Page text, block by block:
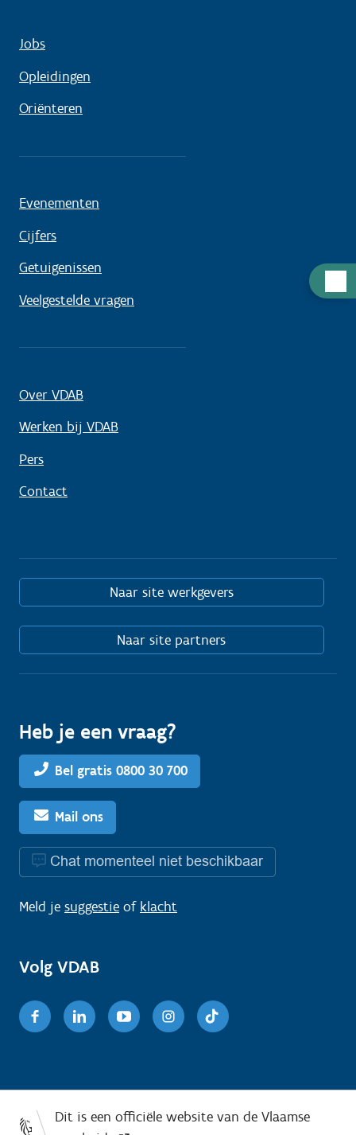
Jobs
Opleidingen
Oriënteren
Evenementen
Cijfers
Getuigenissen
Veelgestelde vragen
Over VDAB
Werken bij VDAB
Pers
Contact
Naar site werkgevers
Naar site partners
Heb je een vraag?
Bel gratis 0800 30 700
Mail ons
Chat momenteel niet beschikbaar
Meld je suggestie of klacht
Volg VDAB
FacebookLinkedinYoutubeInstagram